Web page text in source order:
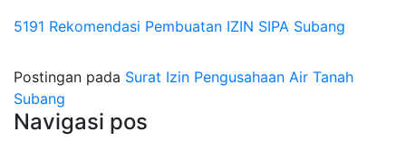
5191 Rekomendasi Pembuatan IZIN SIPA Subang
Postingan pada Surat Izin Pengusahaan Air Tanah
Subang
Navigasi pos